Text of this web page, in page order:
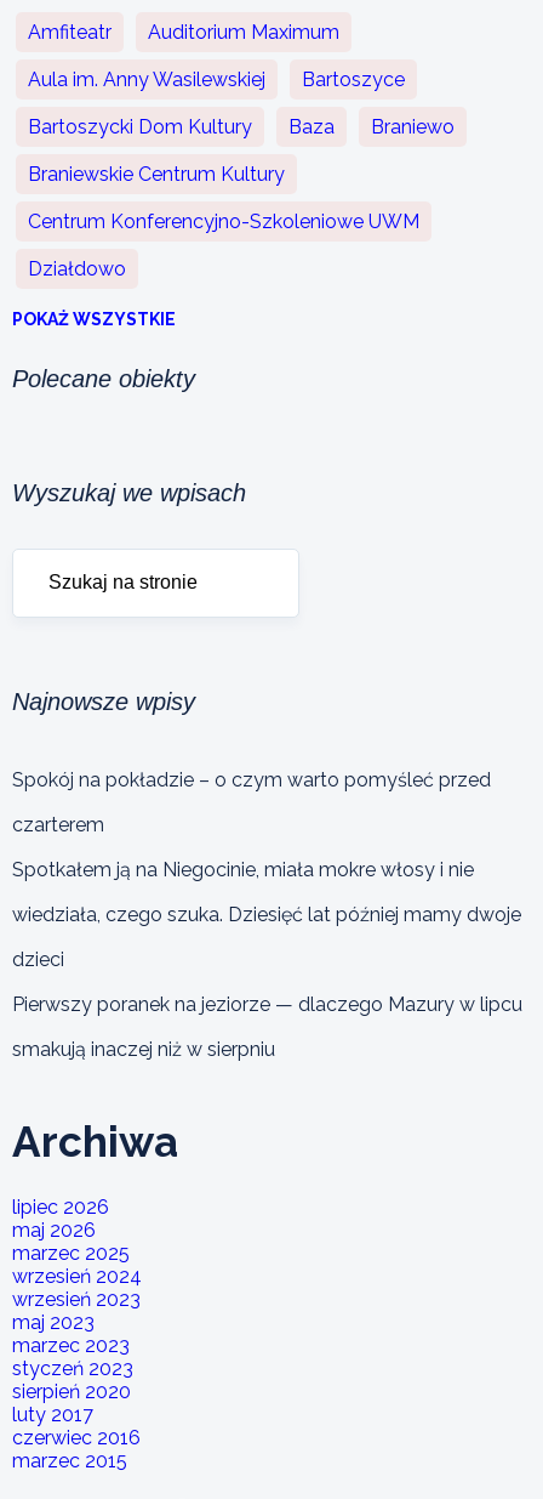
Amfiteatr Auditorium Maximum
Aula im. Anny Wasilewskiej Bartoszyce
Bartoszycki Dom Kultury Baza Braniewo
Braniewskie Centrum Kultury
Centrum Konferencyjno-Szkoleniowe UWM
Działdowo
POKAŻ WSZYSTKIE
Polecane obiekty
Wyszukaj we wpisach
Najnowsze wpisy
Spokój na pokładzie – o czym warto pomyśleć przed
czarterem
Spotkałem ją na Niegocinie, miała mokre włosy i nie
wiedziała, czego szuka. Dziesięć lat później mamy dwoje
dzieci
Pierwszy poranek na jeziorze — dlaczego Mazury w lipcu
smakują inaczej niż w sierpniu
Archiwa
lipiec 2026
maj 2026
marzec 2025
wrzesień 2024
wrzesień 2023
maj 2023
marzec 2023
styczeń 2023
sierpień 2020
luty 2017
czerwiec 2016
marzec 2015